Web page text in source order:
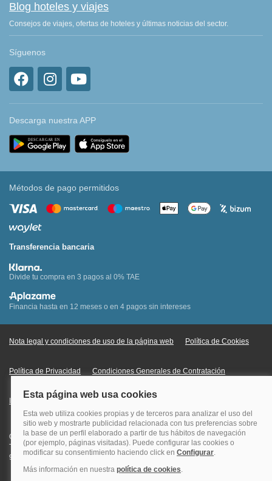
Blog hoteles y viajes
Consejos de viajes, ofertas de hoteles y últimas noticias del sector.
Síguenos
Descarga nuestra APP
Métodos de pago permitidos
Transferencia bancaria
Divide tu compra en 3 pagos al 0% TAE
Financia hasta en 12 meses o en 4 pagos sin intereses
Nota legal y condiciones de uso de la página web Política de Cookies
Política de Privacidad Condiciones Generales de Contratación
Información Legal sobre Mercados en Línea
Quehoteles.com - Especialistas en hoteles © Copyright Veturis Travel S.A.
Todos los derechos reservados. Autorización nº I-AV0000879.4 Tel: +34
915759999